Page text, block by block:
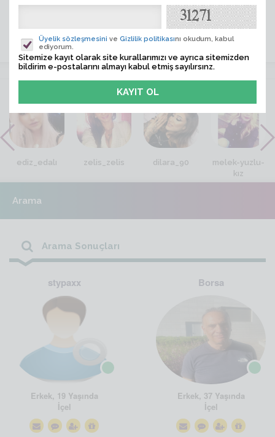
ÜYE ARA
VİTRİN
ediz_edalı zelis_zelis dilara_90
melek-yuzlu-
kız
Arama
Arama Sonuçları
stypaxx
Erkek, 19 Yaşında
İçel
Borsa
Erkek, 37 Yaşında
İçel
Üyelik sözleşmesini ve Gizlilik politikasını okudum, kabul
ediyorum.
Sitemize kayıt olarak site kurallarımızı ve ayrıca sitemizden
bildirim e-postalarını almayı kabul etmiş sayılırsınz.